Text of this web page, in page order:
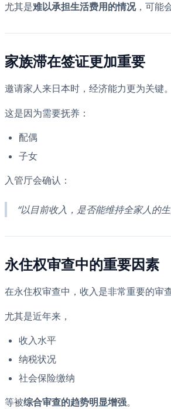
尤其是难以承担生活费用的情况，可能
家族滞在签证更加重要
邀请家人来日本时，经济能力更为关键。
这是因为需要抚养：
配偶
子女
入管厅会确认：
“以目前收入，是否能维持全家人的
永住权审查中的重要因素
在永住权审查中，收入是非常重要的审
尤其是近年来，
收入水平
纳税状况
社会保险缴纳
等被综合审查的趋势明显增强。